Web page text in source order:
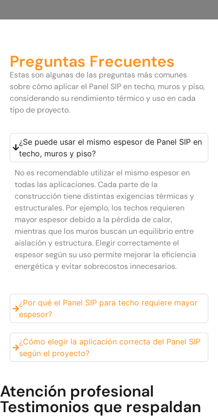
Preguntas Frecuentes
Estas son algunas de las preguntas más comunes
sobre cómo aplicar el Panel SIP en techo, muros y piso,
considerando su rendimiento térmico y uso en cada
tipo de proyecto.
¿Se puede usar el mismo espesor de Panel SIP en
techo, muros y piso?
No es recomendable utilizar el mismo espesor en
todas las aplicaciones. Cada parte de la
construcción tiene distintas exigencias térmicas y
estructurales. Por ejemplo, los techos requieren
mayor espesor debido a la pérdida de calor,
mientras que los muros buscan un equilibrio entre
aislación y estructura. Elegir correctamente el
espesor según su uso permite mejorar la eficiencia
energética y evitar sobrecostos innecesarios.
¿Por qué el Panel SIP para techo requiere mayor
espesor?
¿Cómo elegir la aplicación correcta del Panel SIP
según el proyecto?
Atención profesional
Testimonios que respaldan